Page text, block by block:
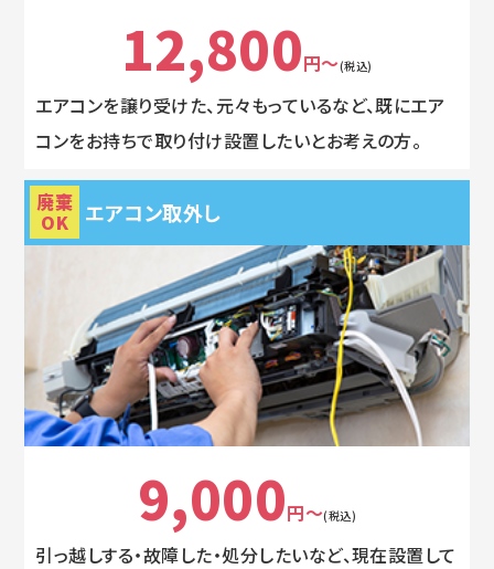
12,800円～(税込)
エアコンを譲り受けた、元々もっているなど、既にエア
コンをお持ちで取り付け設置したいとお考えの方。
廃棄
OK エアコン取外し
9,000円～(税込)
引っ越しする・故障した・処分したいなど、現在設置して